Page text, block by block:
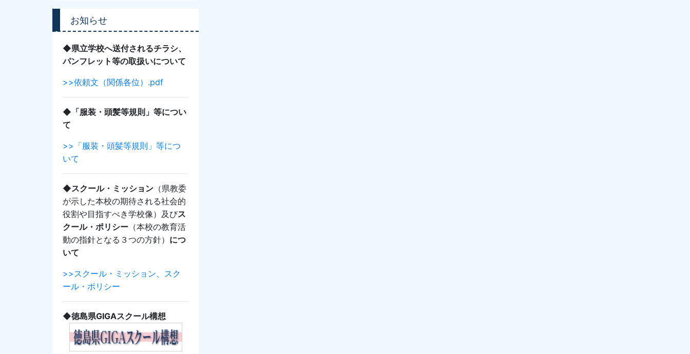
お知らせ
◆県立学校へ送付されるチラシ、
パンフレット等の取扱いについて
>>依頼文（関係各位）.pdf
◆「服装・頭髪等規則」等につい
て
>>「服装・頭髪等規則」等につ
いて
◆スクール・ミッション （県教委
が示した本校の期待される社会的
役割や目指すべき学校像）及びス
クール・ポリシー （本校の教育活
動の指針となる３つの方針） につ
いて
>>スクール・ミッション、スク
ール・ポリシー
◆徳島県GIGAスクール構想